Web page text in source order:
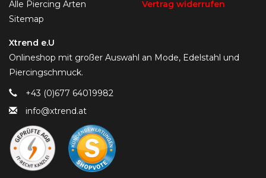
Alle Piercing Arten
Sitemap
Vertrag widerrufen
Xtrend e.U
Onlineshop mit großer Auswahl an Mode, Edelstahl und
Piercingschmuck.
+43 (0)677 64019982
info@xtrend.at